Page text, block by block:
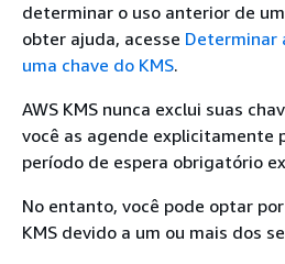
determinar o uso anterior de
obter ajuda, acesse Determinar
uma chave do KMS.
AWS KMS nunca exclui suas
você as agende explicitamente
período de espera obrigatório
No entanto, você pode optar
KMS devido a um ou mais dos